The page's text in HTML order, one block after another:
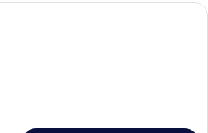
Biancheria da letto di alta qualità,